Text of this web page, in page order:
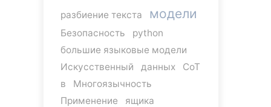
разбиение текста модели
Безопасность
python
большие языковые модели
Искусственный
данных
CoT
в
Многоязычность
Применение
ящика